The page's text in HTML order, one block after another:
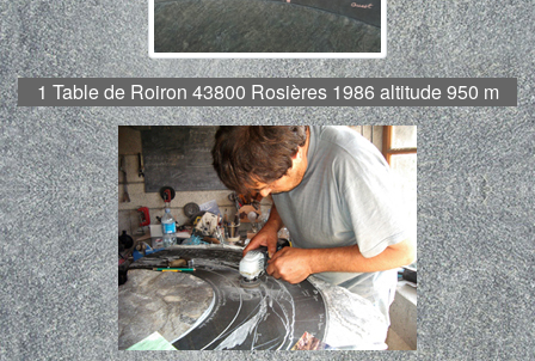
1 Table de Roiron 43800 Rosières 1986 altitude 950 m